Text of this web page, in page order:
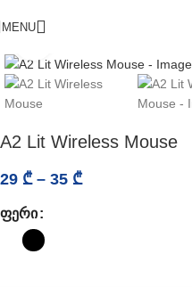
MENU
A2 Lit Wireless Mouse
29 ₾ – 35 ₾
ᲤᲔᲠᲘ